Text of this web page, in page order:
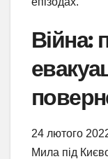
Війна:
24 лютого
Мила під